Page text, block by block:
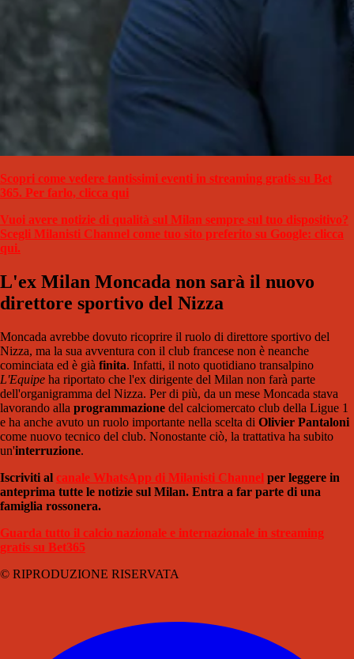
Scopri come vedere tantissimi eventi in streaming gratis su Bet
365. Per farlo, clicca qui
Vuoi avere notizie di qualità sul Milan sempre sul tuo dispositivo?
Scegli Milanisti Channel come tuo sito preferito su Google: clicca
qui.
L'ex Milan Moncada non sarà il nuovo
direttore sportivo del Nizza
Moncada avrebbe dovuto ricoprire il ruolo di direttore sportivo del
Nizza, ma la sua avventura con il club francese non è neanche
cominciata ed è già finita. Infatti, il noto quotidiano transalpino
L'Equipe ha riportato che l'ex dirigente del Milan non farà parte
dell'organigramma del Nizza. Per di più, da un mese Moncada stava
lavorando alla programmazione del calciomercato club della Ligue 1
e ha anche avuto un ruolo importante nella scelta di Olivier Pantaloni
come nuovo tecnico del club. Nonostante ciò, la trattativa ha subito
un'interruzione.
Iscriviti al canale WhatsApp di Milanisti Channel per leggere in
anteprima tutte le notizie sul Milan. Entra a far parte di una
famiglia rossonera.
Guarda tutto il calcio nazionale e internazionale in streaming
gratis su Bet365
© RIPRODUZIONE RISERVATA